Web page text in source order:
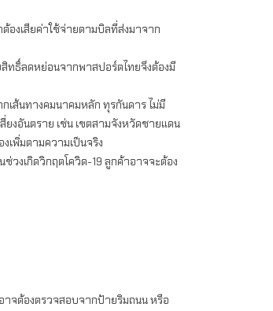
องเสียค่าใช้จ่ายตามบิลที่ส่งมาจาก
สิทธิ์ลดหย่อนจากพาสปอร์ตไทยจึงต้องมี
เส้นทางคมนาคมหลัก ทุรกันดาร ไม่มี
งอันตราย เช่น เขตสามจังหวัดชายแดน
เพิ่มตามความเป็นจริง
ช่วงเกิดวิกฤตโควิด-19 ลูกค้าอาจจะต้อง
าจต้องตรวจสอบจากป้ายริมถนน หรือ